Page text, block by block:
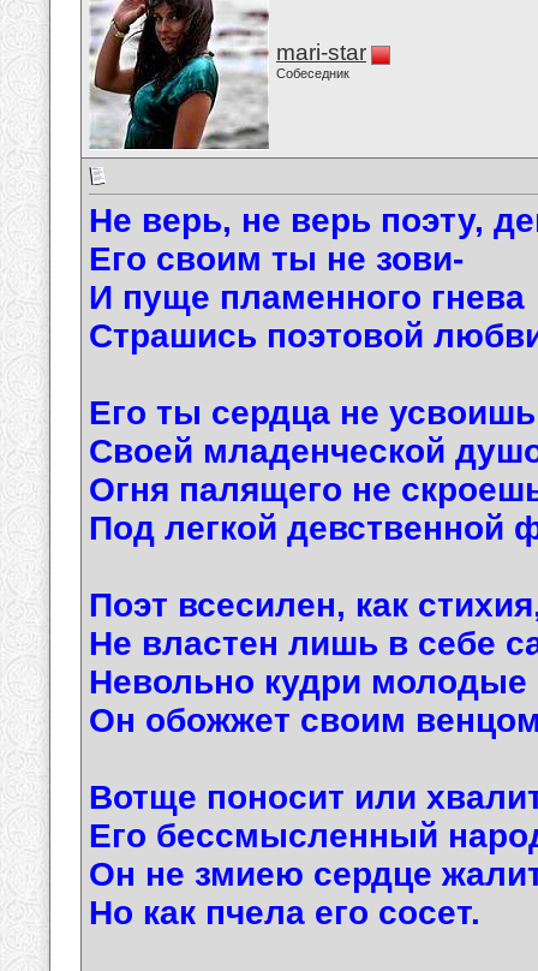
mari-star
Собеседник
Не верь, не верь поэту,
Его своим ты не зови-
И пуще пламенного гнева
Страшись поэтовой
Его ты сердца не усвоишь
Своей младенческой
Огня палящего не
Под легкой девственной
Поэт всесилен, как
Не властен лишь в себе
Невольно кудри молодые
Он обожжет своим
Вотще поносит или
Его бессмысленный
Он не змиею сердце
Но как пчела его сосет.